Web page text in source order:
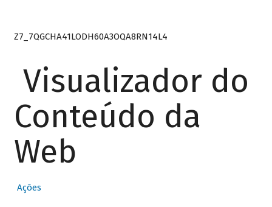
Z7_7QGCHA41LODH60A3OQA8RN14L4
Visualizador do
Conteúdo da
Web
Ações